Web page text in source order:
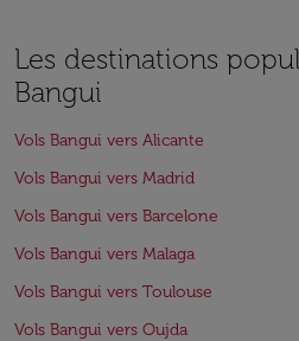
Les destinations
Bangui
Vols Bangui vers Alicante
Vols Bangui vers Madrid
Vols Bangui vers Barcelone
Vols Bangui vers Malaga
Vols Bangui vers Toulouse
Vols Bangui vers Oujda